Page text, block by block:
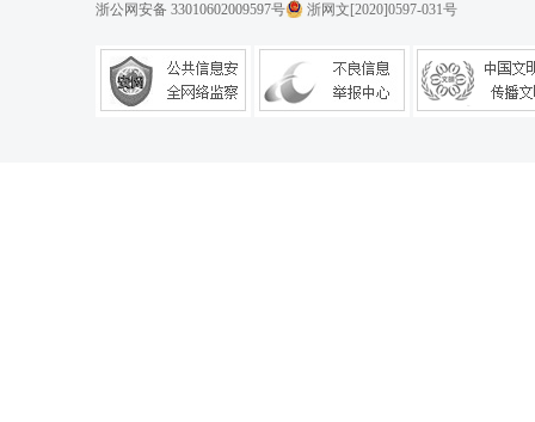
浙公网安备 33010602009597号 浙网文[2020]0597-031号